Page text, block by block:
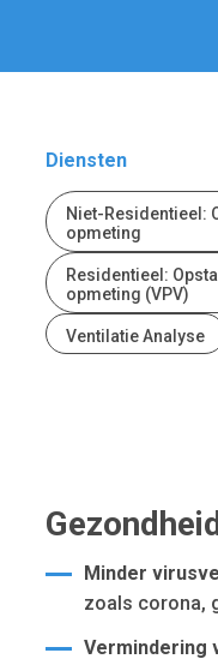
Diensten
Niet-Residentieel:
opmeting
Residentieel:
opmeting (VPV)
Ventilatie Analyse
Minder
zoals corona,
Vermindering